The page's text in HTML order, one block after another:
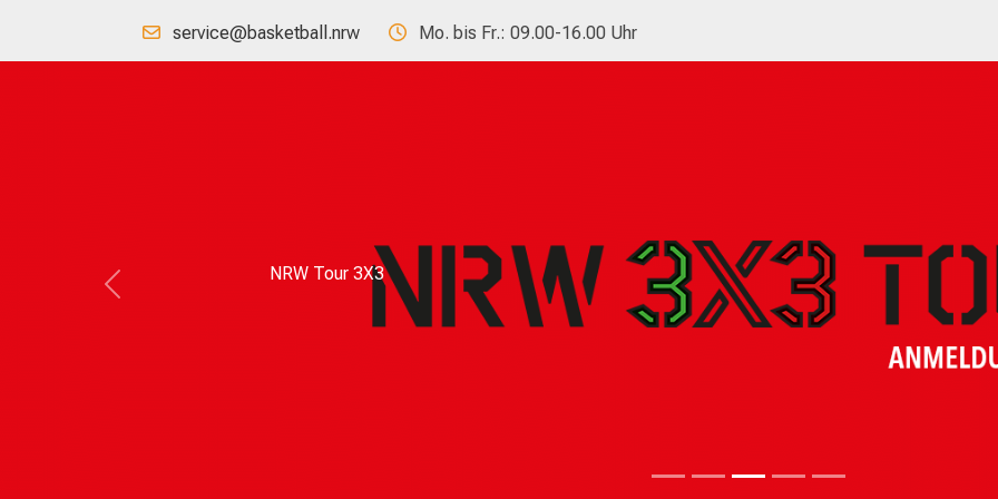
service@basketball.nrw Mo. bis Fr.: 09.00-16.00 Uhr
Previous